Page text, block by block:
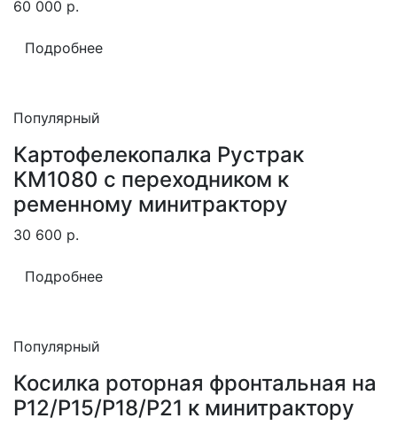
60 000 р.
Подробнее
Популярный
Картофелекопалка Рустрак
КМ1080 с переходником к
ременному минитрактору
30 600 р.
Подробнее
Популярный
Косилка роторная фронтальная на
Р12/Р15/Р18/Р21 к минитрактору